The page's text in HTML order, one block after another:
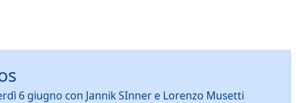
6 giugno con Jannik SInner e Lorenzo Musetti